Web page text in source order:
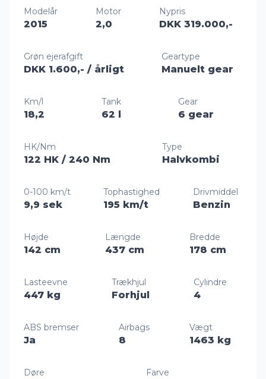
Modelår
2015
Motor
2,0
Nypris
DKK 319.000,-
Grøn ejerafgift
DKK 1.600,- / årligt
Geartype
Manuelt gear
Km/l
18,2
Tank
62 l
Gear
6 gear
HK/Nm
122 HK / 240 Nm
Type
Halvkombi
0-100 km/t
9,9 sek
Tophastighed
195 km/t
Drivmiddel
Benzin
Højde
142 cm
Længde
437 cm
Bredde
178 cm
Lasteevne
447 kg
Trækhjul
Forhjul
Cylindre
4
ABS bremser
Ja
Airbags
8
Vægt
1463 kg
Døre Farve